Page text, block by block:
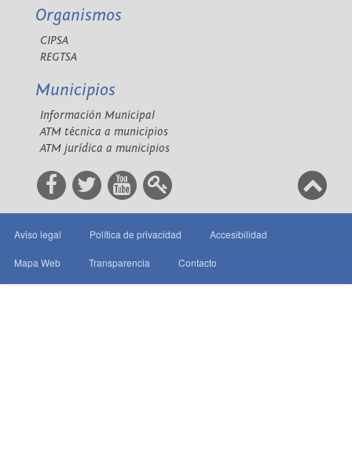
Organismos
CIPSA
REGTSA
Municipios
Información Municipal
ATM técnica a municipios
ATM jurídica a municipios
Aviso legal Política de privacidad Accesibilidad
Mapa Web Transparencia Contacto